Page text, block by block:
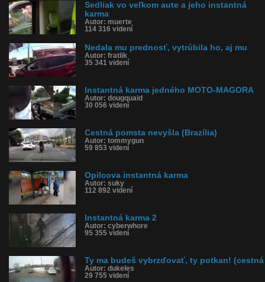
Sedliak vo veľkom aute a jeho instantná
karma
Autor: muerte
114 316 videní
Nedala mu prednosť, vytrúbila ho, aj mu
Autor: fratlik
35 341 videní
Instantná karma jedného MOTO-MAGORA
Autor: dougquaid
30 056 videní
Cestná pomsta nevyšla (Brazília)
Autor: tommygun
59 853 videní
Opilcova instantná karma
Autor: suky
112 892 videní
Instantná karma 2
Autor: cyberwhore
95 355 videní
Ty ma budeš vybrzďovať, ty potkan! (cestná
Autor: dukeles
29 755 videní